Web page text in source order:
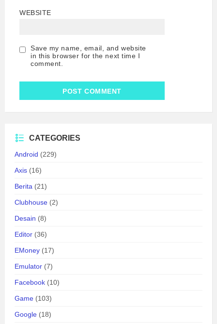
WEBSITE
Save my name, email, and website
in this browser for the next time I
comment.
CATEGORIES
Android (229)
Axis (16)
Berita (21)
Clubhouse (2)
Desain (8)
Editor (36)
EMoney (17)
Emulator (7)
Facebook (10)
Game (103)
Google (18)